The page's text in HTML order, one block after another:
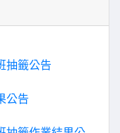
抽籤公告
公告